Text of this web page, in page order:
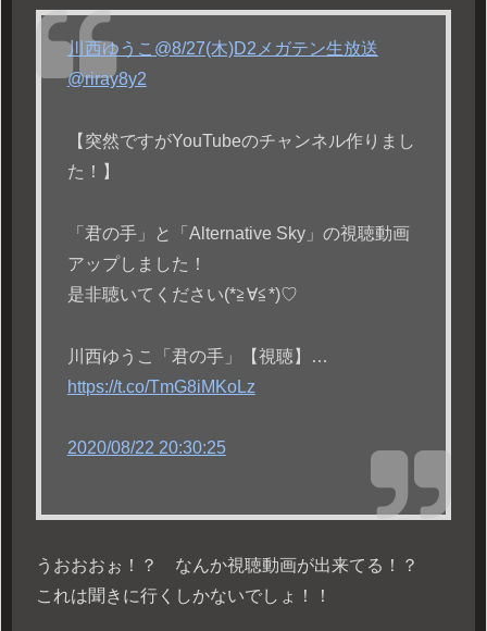
川西ゆうこ@8/27(木)D2メガテン生放送
@riray8y2
【突然ですがYouTubeのチャンネル作りまし
た！】
「君の手」と「Alternative Sky」の視聴動画
アップしました！
是非聴いてください(*≧∀≦*)♡
川西ゆうこ「君の手」【視聴】…
https://t.co/TmG8iMKoLz
2020/08/22 20:30:25
うおおおぉ！？ なんか視聴動画が出来てる！？
これは聞きに行くしかないでしょ！！